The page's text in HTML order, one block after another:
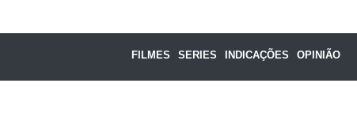
FILMES SERIES INDICAÇÕES OPINIÃO